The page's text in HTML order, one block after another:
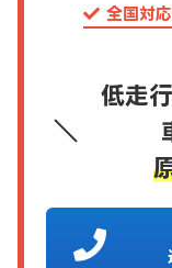
全国対
低走